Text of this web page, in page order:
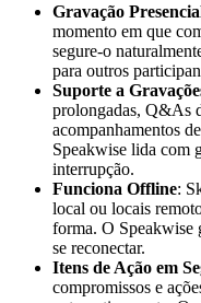
Gravação
momento em que
segure-o
para outros
Suporte a
prolongadas, Q&As
acompanhamentos
Speakwise lida com
interrupção.
Funciona Offline:
local ou locais
forma. O Speakwise
se reconectar.
Itens de Ação em
compromissos e